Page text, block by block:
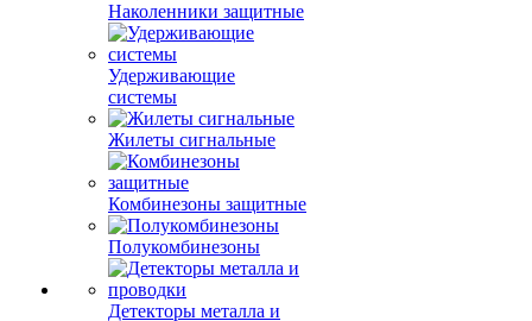
Наколенники защитные
Удерживающие
системы
Жилеты сигнальные
Комбинезоны защитные
Полукомбинезоны
Детекторы металла и